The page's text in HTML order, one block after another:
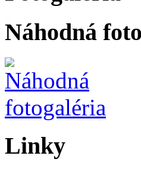
Náhodná
Linky